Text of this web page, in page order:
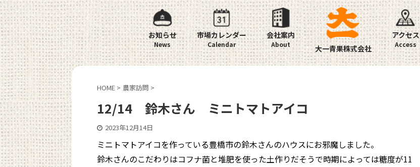
お知らせ 市場カレンダー
会社案内
大一青果株式会社
アクセス
HOME > 農家訪問 >
12/14 鈴木さん ミニトマトアイコ
2023年12月14日
ミニトマトアイコを作っている豊橋市の鈴木さんのハウスにお邪魔しました。
鈴木さんのこだわりはコフナ菌と堆肥を使った土作りだそうで時期によっては糖度が11